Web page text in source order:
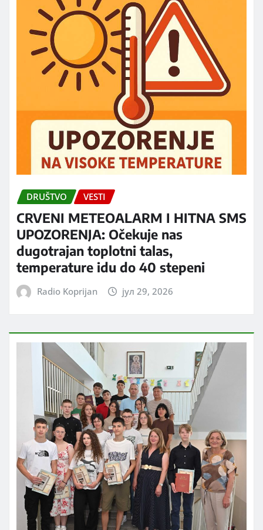
DRUŠTVO VESTI
CRVENI METEOALARM I HITNA SMS
UPOZORENJA: Očekuje nas
dugotrajan toplotni talas,
temperature idu do 40 stepeni
Radio Koprijan јул 29, 2026